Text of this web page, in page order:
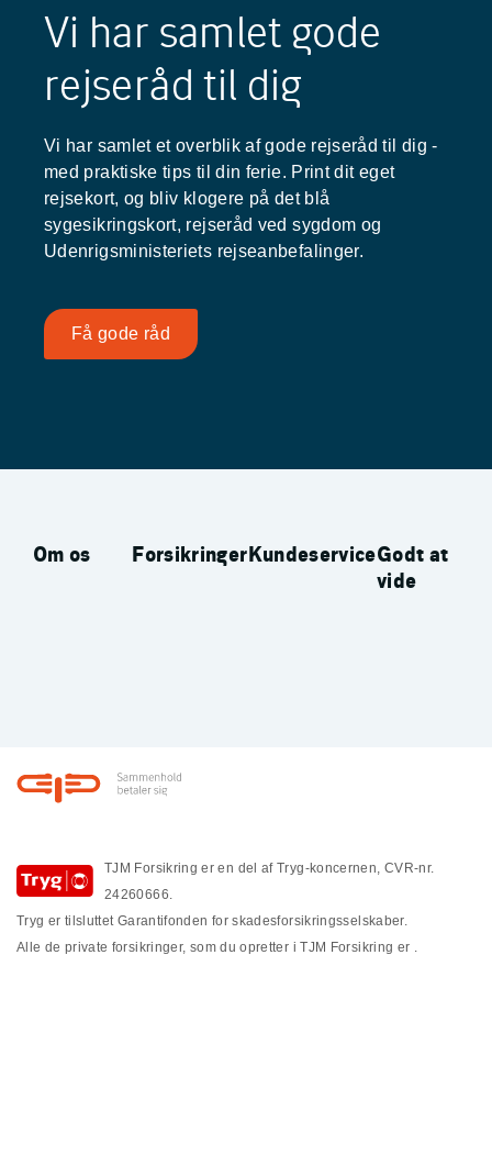
Vi har samlet gode
rejseråd til dig
Vi har samlet et overblik af gode rejseråd til dig -
med praktiske tips til din ferie. Print dit eget
rejsekort, og bliv klogere på det blå
sygesikringskort, rejseråd ved sygdom og
Udenrigsministeriets rejseanbefalinger.
Få gode råd
Om os ForsikringerKundeserviceGodt at
vide
TJM Forsikring er en del af Tryg-koncernen, CVR-nr.
24260666.
Tryg er tilsluttet Garantifonden for skadesforsikringsselskaber.
Alle de private forsikringer, som du opretter i TJM Forsikring er .